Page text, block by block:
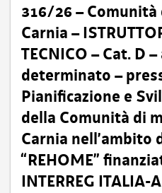
316/26 –
Carnia –
TECNICO – Cat. D
determinato –
Pianificazione e
della Comunità di
Carnia nell’ambito
“REHOME”
INTERREG ITALIA-